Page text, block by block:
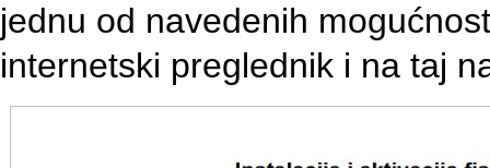
jednu od navedenih
internetski preglednik i na taj